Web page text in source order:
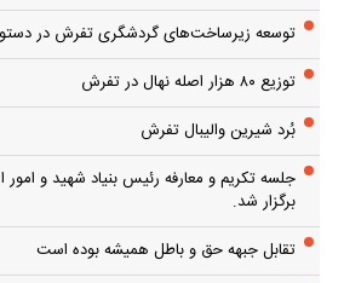
توسعه زیرساخت‌های گردشگری تفرش در دستور
توزیع ۸۰ هزار اصله نهال در تفرش
بُرد شیرین والیبال تفرش
جلسه تکریم و معارفه رئیس بنیاد شهید و
برگزار شد.
تقابل جبهه حق و باطل همیشه بوده است